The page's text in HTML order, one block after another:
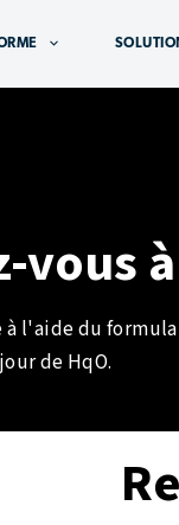
vous
l'aide du
de HqO.